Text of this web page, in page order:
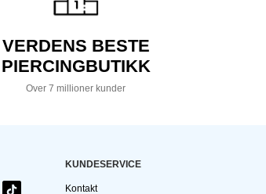
VERDENS BESTE
PIERCINGBUTIKK
Over 7 millioner kunder
KUNDESERVICE
Kontakt